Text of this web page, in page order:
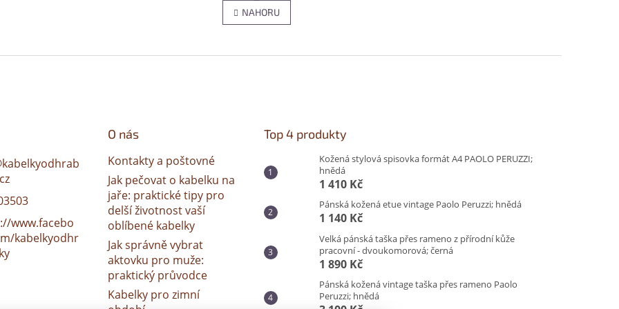
O
v
d
r
á
n
NAHORU
kabelkyodhrab
www.facebo
kabelkyodhr
O nás
Kontakty a poštovné
Jak pečovat o kabelku na
jaře: praktické tipy pro
delší životnost vaší
oblíbené kabelky
Jak správně vybrat
aktovku pro muže:
praktický průvodce
Kabelky pro zimní
Top 4 produkty
Kožená stylová spisovka formát A4 PAOLO PERUZZI;
hnědá
1 410 Kč
Pánská kožená etue vintage Paolo Peruzzi; hnědá
1 140 Kč
Velká pánská taška přes rameno z přírodní kůže
pracovní - dvoukomorová; černá
1 890 Kč
Pánská kožená vintage taška přes rameno Paolo
Peruzzi; hnědá